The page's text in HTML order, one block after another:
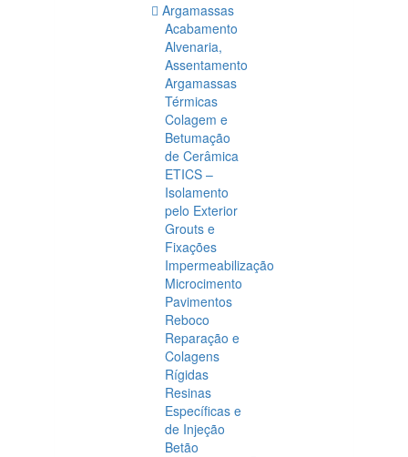
Argamassas
Acabamento
Alvenaria,
Assentamento
Argamassas
Térmicas
Colagem e
Betumação
de Cerâmica
ETICS –
Isolamento
pelo Exterior
Grouts e
Fixações
Impermeabilização
Microcimento
Pavimentos
Reboco
Reparação e
Colagens
Rígidas
Resinas
Específicas e
de Injeção
Betão